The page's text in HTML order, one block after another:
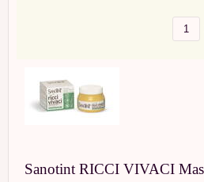
Sanotint RICCI VIVACI